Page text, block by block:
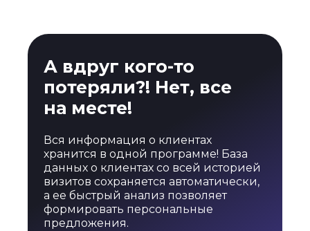
А вдруг кого-то
потеряли?! Нет, все
на месте!
Вся информация о клиентах
хранится в одной программе! База
данных о клиентах со всей историей
визитов сохраняется автоматически,
а ее быстрый анализ позволяет
формировать персональные
предложения.